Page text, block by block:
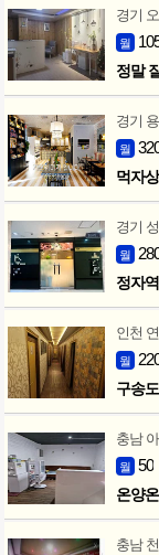
경기
월
정말
경기
월
먹자
경기
월
정자
인천
월
구송
충남
월 50
온양
충남